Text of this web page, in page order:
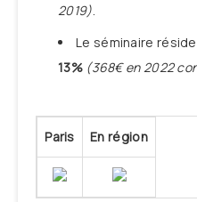
2019).
Le séminaire
13% (368€ en 2022
Paris En région